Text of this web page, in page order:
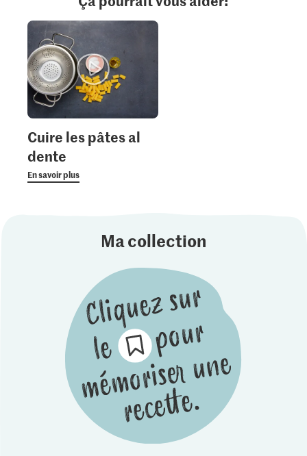
Cuire les pâtes al
dente
En savoir plus
Ma collection